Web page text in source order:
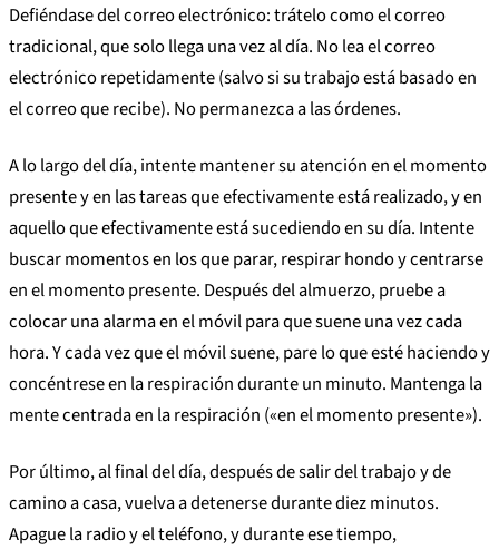
Defiéndase del correo electrónico: trátelo como el correo
tradicional, que solo llega una vez al día. No lea el correo
electrónico repetidamente (salvo si su trabajo está basado en
el correo que recibe). No permanezca a las órdenes.
A lo largo del día, intente mantener su atención en el momento
presente y en las tareas que efectivamente está realizado, y en
aquello que efectivamente está sucediendo en su día. Intente
buscar momentos en los que parar, respirar hondo y centrarse
en el momento presente. Después del almuerzo, pruebe a
colocar una alarma en el móvil para que suene una vez cada
hora. Y cada vez que el móvil suene, pare lo que esté haciendo y
concéntrese en la respiración durante un minuto. Mantenga la
mente centrada en la respiración («en el momento presente»).
Por último, al final del día, después de salir del trabajo y de
camino a casa, vuelva a detenerse durante diez minutos.
Apague la radio y el teléfono, y durante ese tiempo,